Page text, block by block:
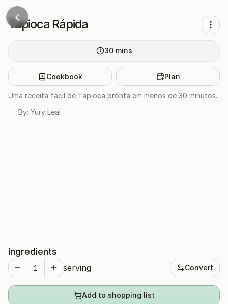
Tapioca Rápida
30 mins
Cookbook Plan
Uma receita fácil de Tapioca pronta em menos de 30 minutos.
By: Yury Leal
Ingredients
serving Convert
Add to shopping list